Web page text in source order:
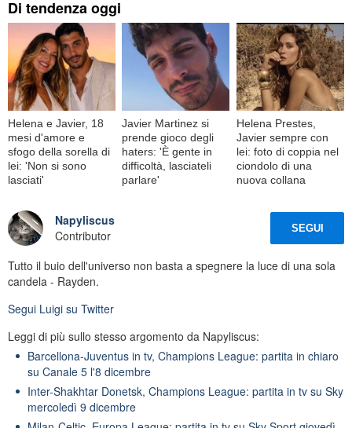
Di tendenza oggi
Helena e Javier, 18
mesi d'amore e
sfogo della sorella di
lei: 'Non si sono
lasciati'
Javier Martinez si
prende gioco degli
haters: 'È gente in
difficoltà, lasciateli
parlare'
Helena Prestes,
Javier sempre con
lei: foto di coppia nel
ciondolo di una
nuova collana
Napyliscus
Contributor
SEGUI
Tutto il buio dell'universo non basta a spegnere la luce di una sola
candela - Rayden.
Segui Luigi su Twitter
Leggi di più sullo stesso argomento da Napyliscus:
Barcellona-Juventus in tv, Champions League: partita in chiaro
su Canale 5 l'8 dicembre
Inter-Shakhtar Donetsk, Champions League: partita in tv su Sky
mercoledì 9 dicembre